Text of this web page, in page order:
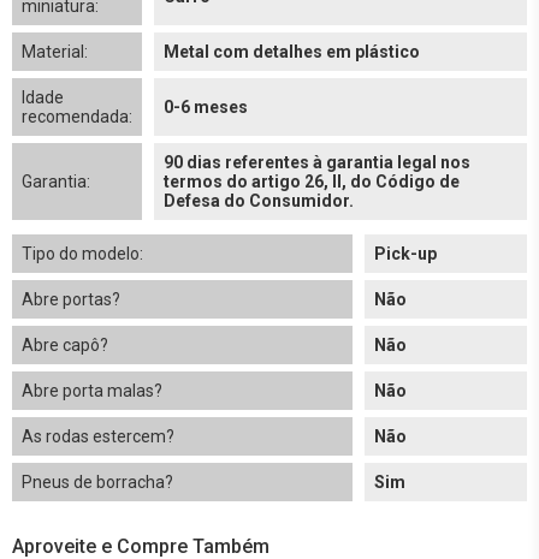
miniatura:
Material: Metal com detalhes em plástico
Idade
recomendada:
0-6 meses
Garantia:
90 dias referentes à garantia legal nos
termos do artigo 26, II, do Código de
Defesa do Consumidor.
Tipo do modelo: Pick-up
Abre portas? Não
Abre capô? Não
Abre porta malas? Não
As rodas estercem? Não
Pneus de borracha? Sim
Aproveite e Compre Também